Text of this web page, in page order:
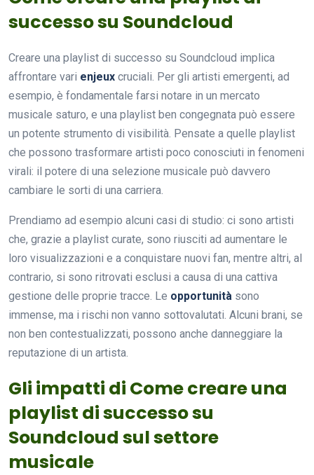
successo su Soundcloud
Creare una playlist di successo su Soundcloud implica
affrontare vari enjeux cruciali. Per gli artisti emergenti, ad
esempio, è fondamentale farsi notare in un mercato
musicale saturo, e una playlist ben congegnata può essere
un potente strumento di visibilità. Pensate a quelle playlist
che possono trasformare artisti poco conosciuti in fenomeni
virali: il potere di una selezione musicale può davvero
cambiare le sorti di una carriera.
Prendiamo ad esempio alcuni casi di studio: ci sono artisti
che, grazie a playlist curate, sono riusciti ad aumentare le
loro visualizzazioni e a conquistare nuovi fan, mentre altri, al
contrario, si sono ritrovati esclusi a causa di una cattiva
gestione delle proprie tracce. Le opportunità sono
immense, ma i rischi non vanno sottovalutati. Alcuni brani, se
non ben contestualizzati, possono anche danneggiare la
reputazione di un artista.
Gli impatti di Come creare una
playlist di successo su
Soundcloud sul settore
musicale